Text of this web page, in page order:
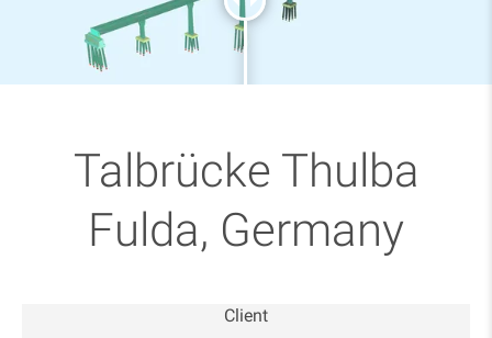
Talbrücke Thulba
Fulda, Germany
Client